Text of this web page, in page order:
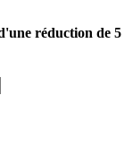
réduction de 5